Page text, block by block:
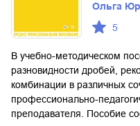
Ольга
5
В учебно-методическом
разновидности дробей,
комбинации в различных
профессионально-
преподавателя. Пособие